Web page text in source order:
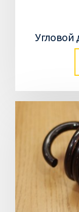
Угловой